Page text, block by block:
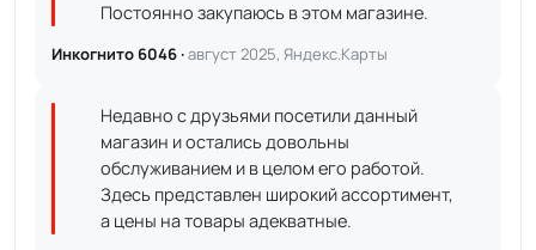
Постоянно закупаюсь в этом магазине.
Инкогнито 6046 ·август 2025, Яндекс.Карты
Недавно с друзьями посетили данный
магазин и остались довольны
обслуживанием и в целом его работой.
Здесь представлен широкий ассортимент,
а цены на товары адекватные.